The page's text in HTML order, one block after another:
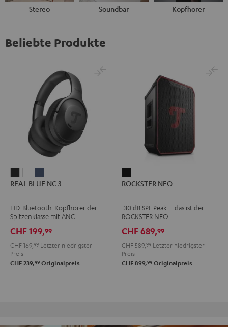
Stereo Soundbar Kopfhörer
Beliebte Produkte
BLUE
3
Night
Black
BLUE
3
Pearl
White
BLUE
3
Steel
Blue
REAL BLUE NC 3
HD-Bluetooth-Kopfhörer der
Spitzenklasse mit ANC
CHF 199,99
CHF 169, 99 Letzter niedrigster
Preis
CHF 239,99 Originalpreis
NEO
ROCKSTER NEO
130 dB SPL Peak – das ist der
ROCKSTER NEO.
CHF 689,99
CHF 589, 99 Letzter niedrigster
Preis
CHF 899,99 Originalpreis